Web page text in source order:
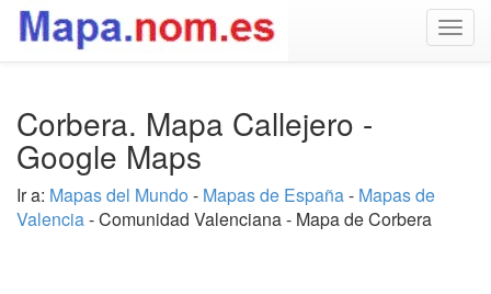
Corbera. Mapa Callejero -
Google Maps
Ir a: Mapas del Mundo - Mapas de España- Mapas de
Valencia- Comunidad Valenciana - Mapa de Corbera